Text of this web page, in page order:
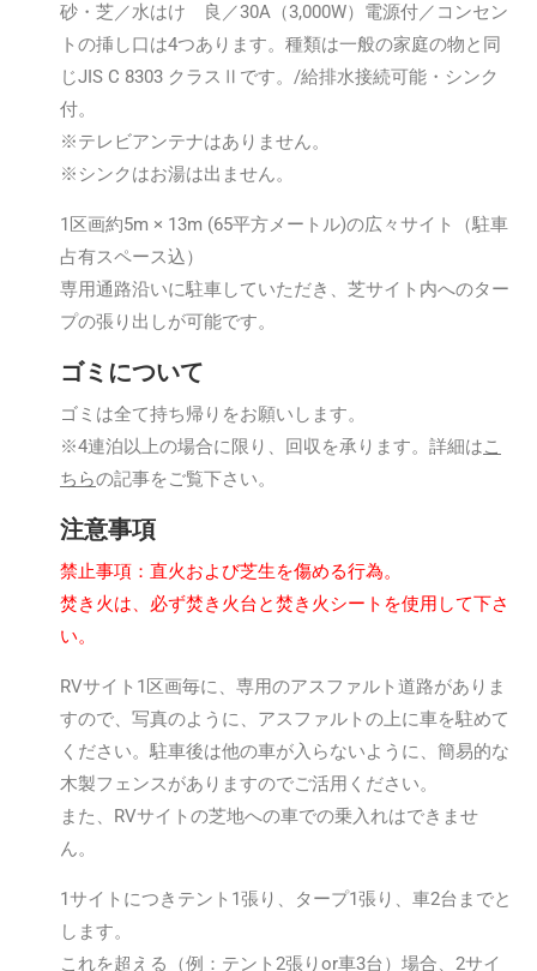
砂・芝／水はけ 良／30A（3,000W）電源付／コンセン
トの挿し口は4つあります。種類は一般の家庭の物と同
じJIS C 8303 クラスⅡです。/給排水接続可能・シンク
付。
※テレビアンテナはありません。
※シンクはお湯は出ません。
1区画約5m × 13m (65平方メートル)の広々サイト（駐車
占有スペース込）
専用通路沿いに駐車していただき、芝サイト内へのター
プの張り出しが可能です。
ゴミについて
ゴミは全て持ち帰りをお願いします。
※4連泊以上の場合に限り、回収を承ります。詳細はこ
ちらの記事をご覧下さい。
注意事項
禁止事項：直火および芝生を傷める行為。
焚き火は、必ず焚き火台と焚き火シートを使用して下さ
い。
RVサイト1区画毎に、専用のアスファルト道路がありま
すので、写真のように、アスファルトの上に車を駐めて
ください。駐車後は他の車が入らないように、簡易的な
木製フェンスがありますのでご活用ください。
また、RVサイトの芝地への車での乗入れはできませ
ん。
1サイトにつきテント1張り、タープ1張り、車2台までと
します。
これを超える（例：テント2張りor車3台）場合、2サイ